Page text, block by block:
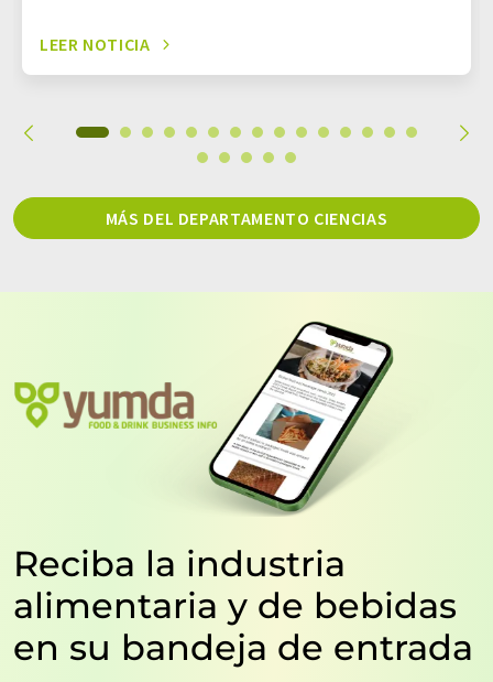
LEER NOTICIA
MÁS DEL DEPARTAMENTO CIENCIAS
Reciba la industria
alimentaria y de bebidas
en su bandeja de entrada